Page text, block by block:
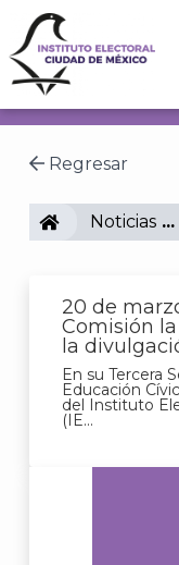
Regresar
IECMNoticias
20 de
Comisión
la
En su Tercera
Educación
del Instituto
(IE...